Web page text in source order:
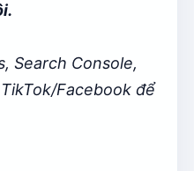
Search Console,
Facebook để